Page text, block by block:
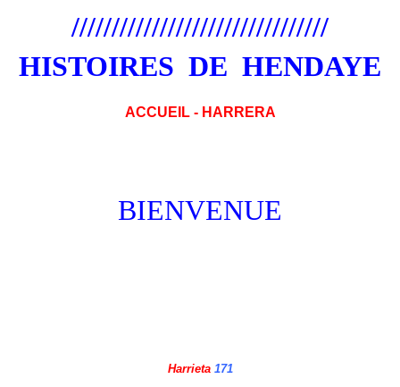
////////////////////////////////
HISTOIRES DE HENDAYE
ACCUEIL - HARRERA
BIENVENUE
Harrieta 171